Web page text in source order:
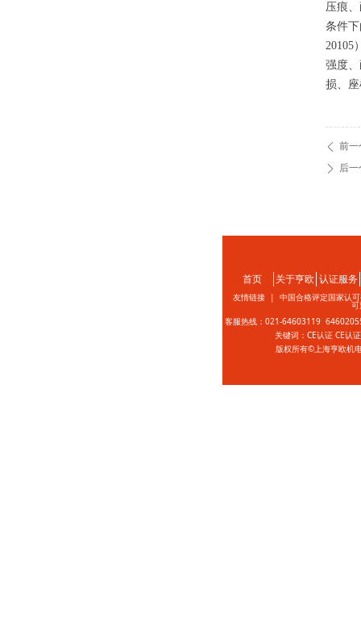
压痕
条件
20105
强度
损、
ꄴ 前一
ꄲ 后一
首页 关于亨欧 认证服务
友情链接 | 中国合格评定国家认
客服热线：021-64603119
关键词：CE认证 CE认
版权所有©上海亨欧机